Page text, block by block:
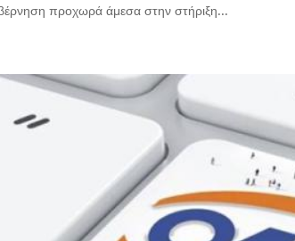
προχωρά άμεσα στην στήριξη...